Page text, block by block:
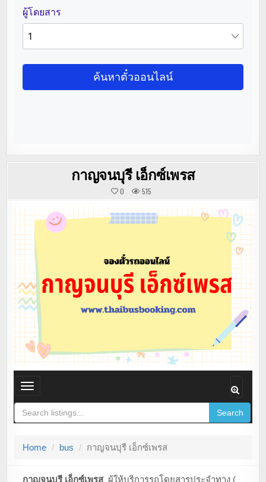
กาญจนบุรี เอ็กซ์เพรส
0 515
T
o
g
l
n
Search
Home bus กาญจนบุรี เอ็กซ์เพรส
กาญจนบุรี เอ็กซ์เพรส ผู้ให้บริการรถโดยสารประจำทาง (